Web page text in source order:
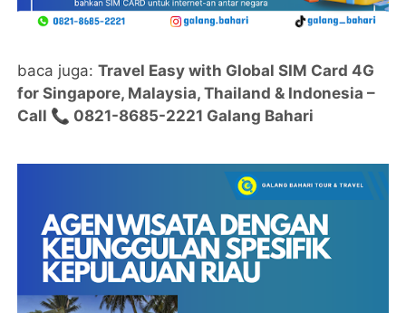
baca juga:Travel Easy with Global SIM Card 4G
for Singapore, Malaysia, Thailand & Indonesia –
Call 📞 0821-8685-2221 Galang Bahari